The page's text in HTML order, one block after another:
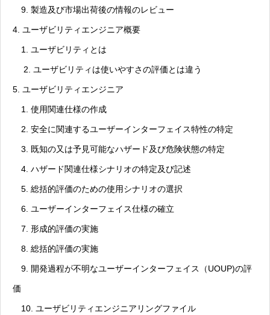
9. 製造及び市場出荷後の情報のレビュー
4. ユーザビリティエンジニア概要
1. ユーザビリティとは
2. ユーザビリティは使いやすさの評価とは違う
5. ユーザビリティエンジニア
1. 使用関連仕様の作成
2. 安全に関連するユーザーインターフェイス特性の特定
3. 既知の又は予見可能なハザード及び危険状態の特定
4. ハザード関連仕様シナリオの特定及び記述
5. 総括的評価のための使用シナリオの選択
6. ユーザーインターフェイス仕様の確立
7. 形成的評価の実施
8. 総括的評価の実施
9. 開発過程が不明なユーザーインターフェイス（UOUP)の評
価
10. ユーザビリティエンジニアリングファイル